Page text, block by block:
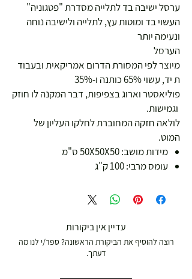
ערסל ישיבה בד לתלייה מסדרת "פטגוניה"
העשוי בד ומוטות עץ, לתלייה ולישיבה נוחה
ונעימה יותר
הערסל
מיוצר לפי המסורת הדרום אמריקאית ובעבוד
ת יד, עשוי 65% כותנה ו-35%
פוליאסטר וארוג בצפיפות, דבר המקנה לו חוזק
וגמישות.
לולאה חזקה המחוברת לחלקו העליון של
המוט.
מידות מושב: 50X50X50 ס"מ
עומס מרבי: 100 ק"ג
עדיין אין ביקורות
רוצה להוסיף את הביקורת הראשונה? ספר/י לנו מה
דעתך.